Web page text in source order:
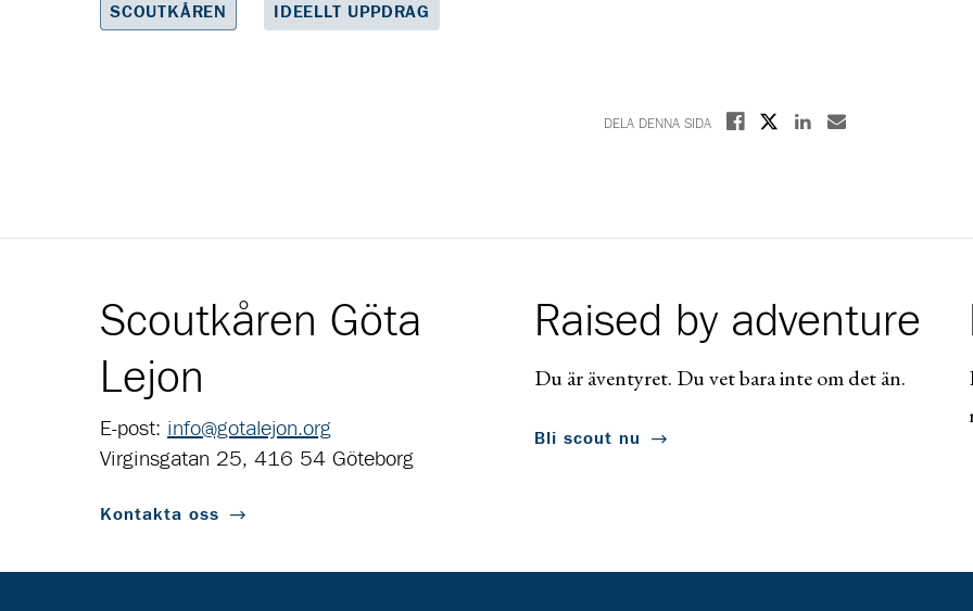
SCOUTKÅREN IDEELLT UPPDRAG
DELA DENNA SIDA Dela på Facebook
Dela på XDela på Linkedin
Dela med E-post
Scoutkåren Göta
Lejon
E-post: info@gotalejon.org
Virginsgatan 25, 416 54 Göteborg
Kontakta oss
Raised by adventure
Du är äventyret. Du vet bara inte om det än.
Bli scout nu